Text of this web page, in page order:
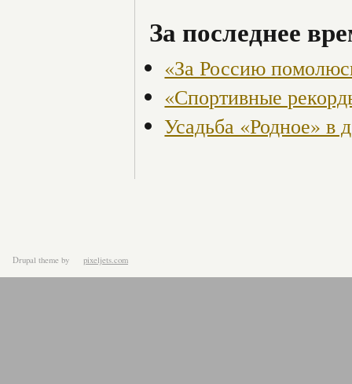
За последнее
«За Россию
«Спортивные
Усадьба «Родное» в
Drupal theme by pixeljets.com